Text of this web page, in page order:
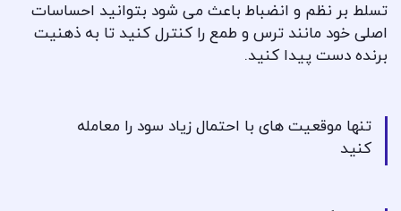
تسلط بر نظم و انضباط باعث می شود بتوانید احساسات
اصلی خود مانند ترس و طمع را کنترل کنید تا به ذهنیت
برنده دست پیدا کنید.
تنها موقعیت های با احتمال زیاد سود را معامله
کنید